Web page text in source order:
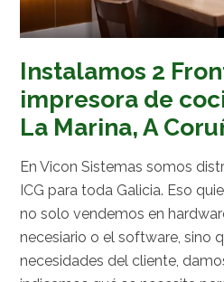
Instalamos 2
impresora de
La Marina, A
En Vicon Sistemas somos
ICG para toda Galicia. Eso
no solo vendemos en
necesiario o el software, sino
necesidades del cliente,